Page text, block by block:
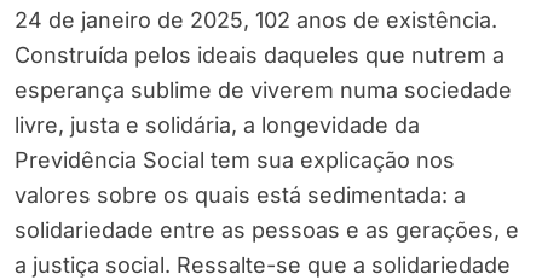
24 de janeiro de 2025, 102 anos de existência.
Construída pelos ideais daqueles que nutrem a
esperança sublime de viverem numa sociedade
livre, justa e solidária, a longevidade da
Previdência Social tem sua explicação nos
valores sobre os quais está sedimentada: a
solidariedade entre as pessoas e as gerações, e
a justiça social. Ressalte-se que a solidariedade